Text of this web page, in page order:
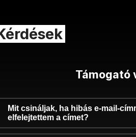
Támogató
Mit csináljak, ha hibás e-mail-
elfelejtettem a címet?